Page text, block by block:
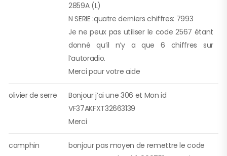
2859A (L)
N SERIE :quatre derniers chiffres: 7993
Je ne peux pas utiliser le code 2567 étant
donné qu’il n’y a que 6 chiffres sur
l’autoradio.
Merci pour votre aide
olivier de serre
Bonjour j’ai une 306 et Mon id
VF37AKFXT32663139
Merci
camphin
bonjour pas moyen de remettre le code